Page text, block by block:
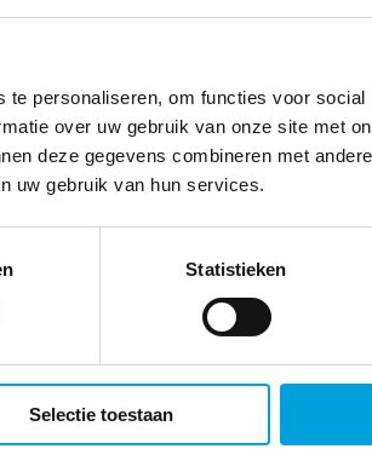
personaliseren, om functies voor
over uw gebruik van onze site met
deze gegevens combineren met
uw gebruik van hun services.
Statistieken
Selectie toestaan